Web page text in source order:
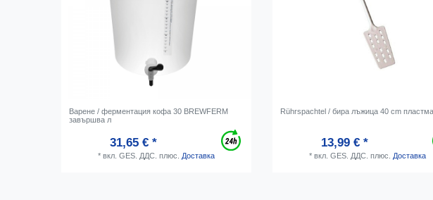
Варене / ферментация кофа 30 BREWFERM
завършва л
31,65 € *
* вкл. GES. ДДС. плюс. Доставка
Rührspachtel / бира лъжица 40 cm
13,99 € *
* вкл. GES. ДДС. плюс. Доставка